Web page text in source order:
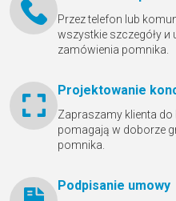
Przez telefon lub
wszystkie szczegóły
zamówienia pomnika.
Projektowanie
Zapraszamy klienta do
pomagają w doborze
pomnika.
Podpisanie umowy